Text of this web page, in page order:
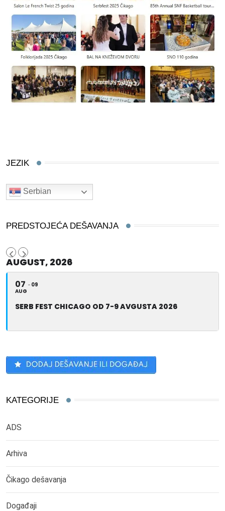
JEZIK
Serbian
PREDSTOJEĆA DEŠAVANJA
AUGUST, 2026
07
AUG
09
SERB FEST CHICAGO OD 7-9 AVGUSTA 2026
KATEGORIJE
ADS
Arhiva
Čikago dešavanja
Događaji